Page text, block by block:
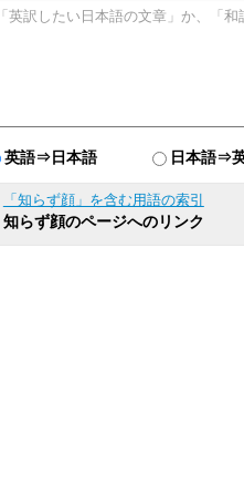
英語⇒日本語 日本語⇒
「知らず顔」を含む用語の索引
知らず顔のページへのリンク